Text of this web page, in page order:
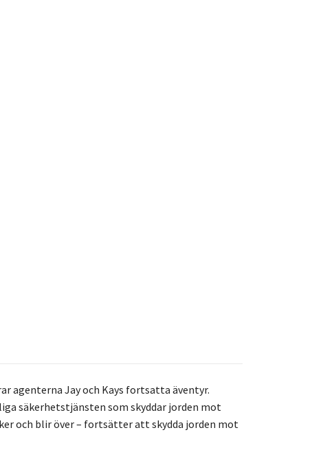
agenterna Jay och Kays fortsatta äventyr.
säkerhetstjänsten som skyddar jorden mot
och blir över – fortsätter att skydda jorden mot